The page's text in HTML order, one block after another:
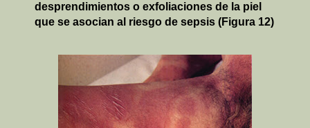
desprendimientos o exfoliaciones de la piel
que se asocian al riesgo de sepsis (Figura 12)